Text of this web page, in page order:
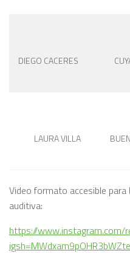
DIEGO CACERES
LAURA VILLA
Video formato accesible
auditiva:
https://www.instagram.com/